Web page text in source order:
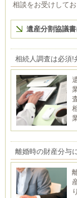
相談をお受けしてお
遺産分割協議書
相続人調査は必須!
離婚時の財産分与